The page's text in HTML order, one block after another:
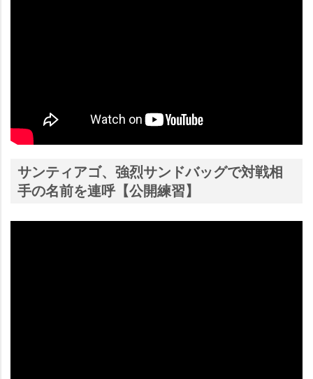
サンティアゴ、強烈サンドバッグで対戦相
手の名前を連呼【公開練習】